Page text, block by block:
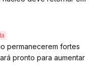
permanecerem fortes
pronto para aumentar